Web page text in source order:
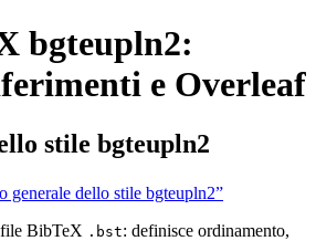
bgteupln2:
e Overleaf
stile bgteupln2
generale dello stile bgteupln2”
BibTeX .bst: definisce ordinamento,